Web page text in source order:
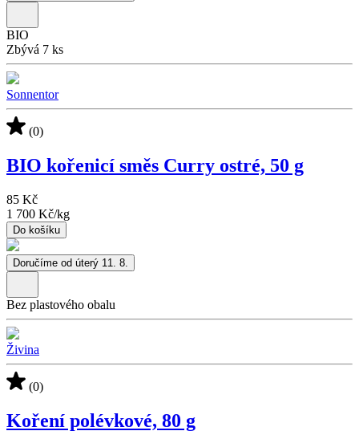
BIO
Zbývá 7 ks
Sonnentor
(0)
BIO kořenicí směs Curry ostré, 50 g
85 Kč
1 700 Kč/kg
Do košíku
Doručíme od úterý 11. 8.
Bez plastového obalu
Živina
(0)
Koření polévkové, 80 g